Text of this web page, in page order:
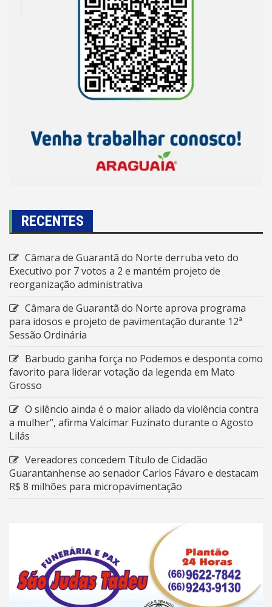
RECENTES
Câmara de Guarantã do Norte derruba veto do
Executivo por 7 votos a 2 e mantém projeto de
reorganização administrativa
Câmara de Guarantã do Norte aprova programa
para idosos e projeto de pavimentação durante 12ª
Sessão Ordinária
Barbudo ganha força no Podemos e desponta como
favorito para liderar votação da legenda em Mato
Grosso
O silêncio ainda é o maior aliado da violência contra
a mulher”, afirma Valcimar Fuzinato durante o Agosto
Lilás
Vereadores concedem Título de Cidadão
Guarantanhense ao senador Carlos Fávaro e destacam
R$ 8 milhões para micropavimentação